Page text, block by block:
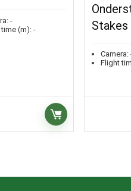
-
(m):-
Stakes
Camera:
Flight